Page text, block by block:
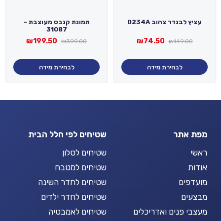
עציץ לבנדר צהוב 0234A
₪149.00
המחיר
היה:
₪149.00.
₪74.50
המחיר
הוא:
₪74.50.
לבחירת מידה
תמונת קנבס מעוצבת -
31087
₪399.00
המחיר
היה:
₪399.00.
₪199.50
המחיר
הוא:
לבחירת מידה
מפת אתר
ראשי
אודות
מועדפים
מבצעים
מעצבי פנים ואדריכלים
שטיחים לפי חלל הבית
שטיחים לסלון
שטיחים למטבח
שטיחים לחדר השינה
שטיחים לחדר ילדים
שטיחים לאמבטיה